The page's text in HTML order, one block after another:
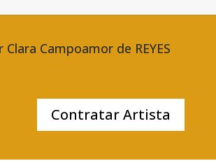
Campoamor de REYES
Contratar Artista